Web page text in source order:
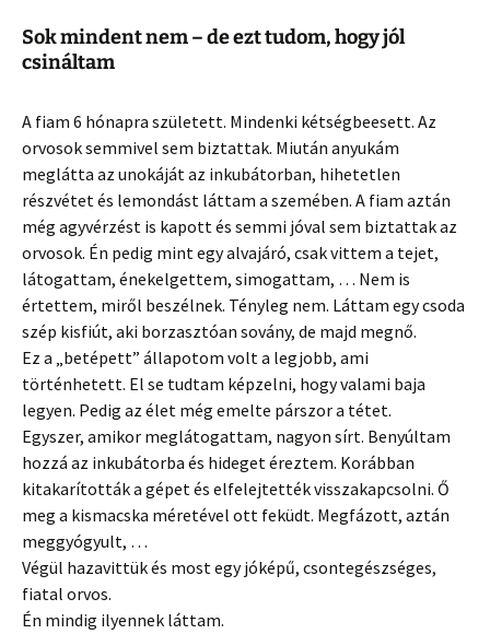
Sok mindent nem – de ezt tudom, hogy jól
csináltam
A fiam 6 hónapra született. Mindenki kétségbeesett. Az
orvosok semmivel sem biztattak. Miután anyukám
meglátta az unokáját az inkubátorban, hihetetlen
részvétet és lemondást láttam a szemében. A fiam aztán
még agyvérzést is kapott és semmi jóval sem biztattak az
orvosok. Én pedig mint egy alvajáró, csak vittem a tejet,
látogattam, énekelgettem, simogattam, … Nem is
értettem, miről beszélnek. Tényleg nem. Láttam egy csoda
szép kisfiút, aki borzasztóan sovány, de majd megnő.
Ez a „betépett” állapotom volt a legjobb, ami
történhetett. El se tudtam képzelni, hogy valami baja
legyen. Pedig az élet még emelte párszor a tétet.
Egyszer, amikor meglátogattam, nagyon sírt. Benyúltam
hozzá az inkubátorba és hideget éreztem. Korábban
kitakarították a gépet és elfelejtették visszakapcsolni. Ő
meg a kismacska méretével ott feküdt. Megfázott, aztán
meggyógyult, …
Végül hazavittük és most egy jóképű, csontegészséges,
fiatal orvos.
Én mindig ilyennek láttam.